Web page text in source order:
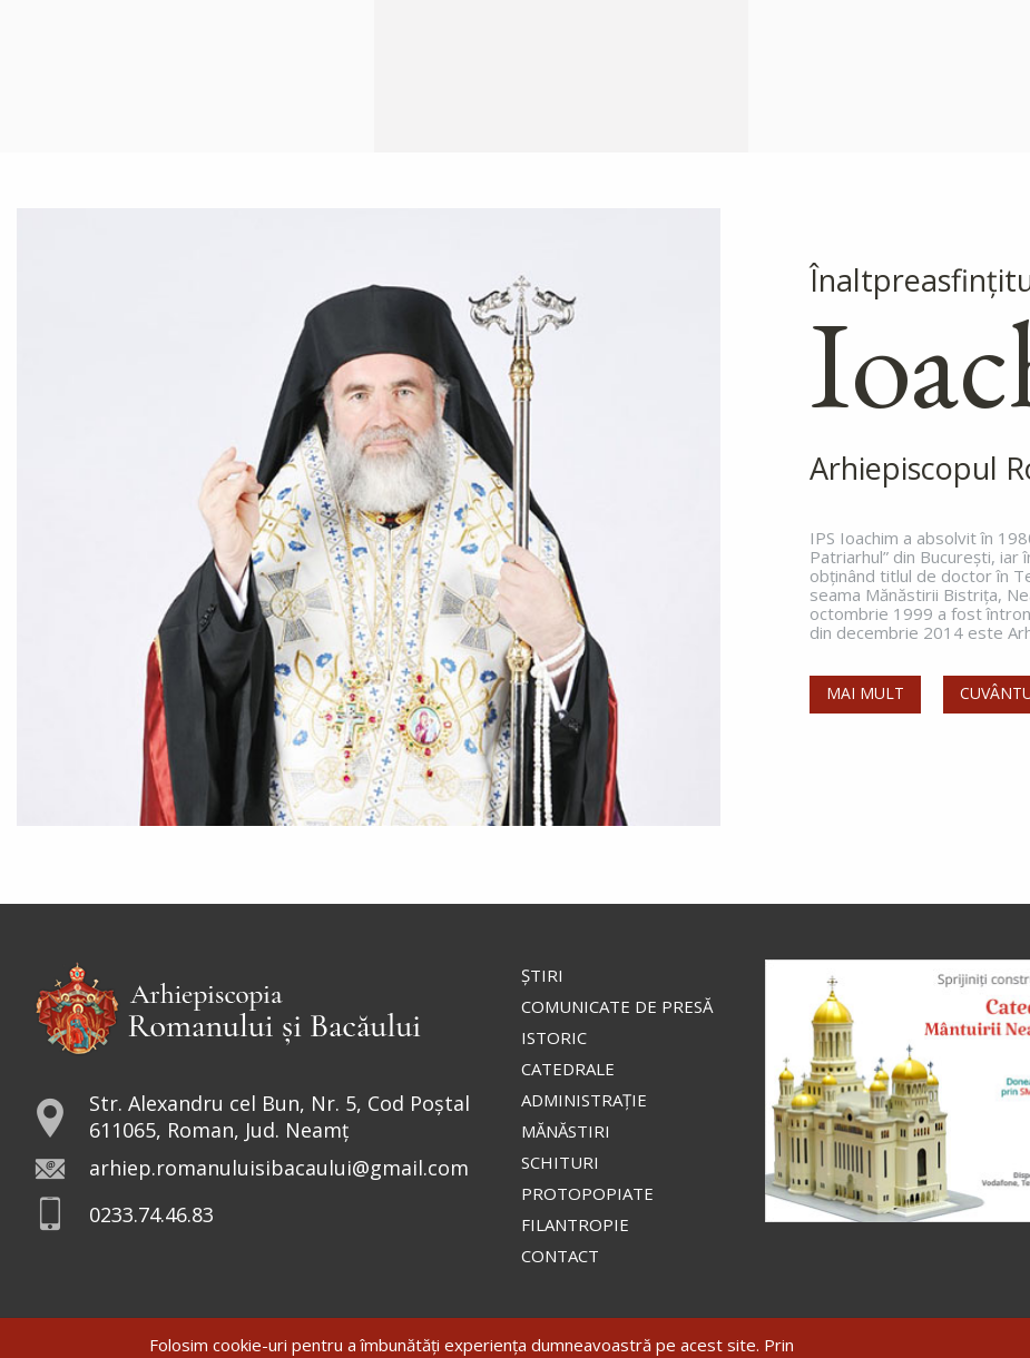
Arhiepiscopul
IPS Ioachim a absolvit în
Patriarhul” din Bucureşti, iar
obţinând titlul de doctor în
seama Mănăstirii Bistriţa,
octombrie 1999 a fost
din decembrie 2014 este
MAI MULT
Str. Alexandru cel Bun, Nr. 5, Cod Poștal
611065, Roman, Jud. Neamț
arhiep.romanuluisibacaului@gmail.com
0233.74.46.83
ŞTIRI
COMUNICATE DE PRESĂ
ISTORIC
CATEDRALE
ADMINISTRAŢIE
MĂNĂSTIRI
SCHITURI
PROTOPOPIATE
FILANTROPIE
CONTACT
Folosim cookie-uri pentru a îmbunătăți experiența dumneavoastră pe acest site. Prin